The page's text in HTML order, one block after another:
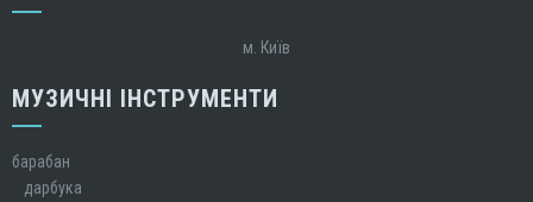
м. Київ
МУЗИЧНІ ІНСТРУМЕНТИ
барабан
дарбука